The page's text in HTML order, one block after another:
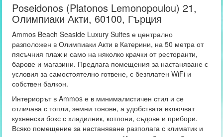
Poseidonos (Platonos Lemonopoulou) 21,
Олимпиаки Акти, 60100, Гърция
Ammos Beach Seaside Luxury Suites е централно
разположен в Олимпиаки Акти в Катерини, на 50 метра от
пясъчния плаж и само на няколко крачки от ресторанти,
барове и магазини. Предлага помещения за настаняване с
условия за самостоятелно готвене, с безплатен WiFi и
собствен балкон.
Интериорът в Ammos е в минималистичен стил и се
отличава с топли, земни тонове, а удобствата включват
кухненски бокс с хладилник, котлони, съдове и прибори.
Всяко помещение за настаняване разполага с климатик и